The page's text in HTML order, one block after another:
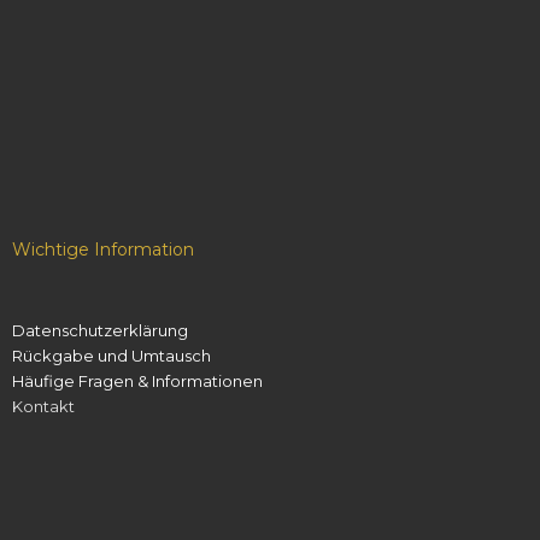
Wichtige Information
Datenschutzerklärung
Rückgabe und Umtausch
Häufige Fragen & Informationen
Kontakt